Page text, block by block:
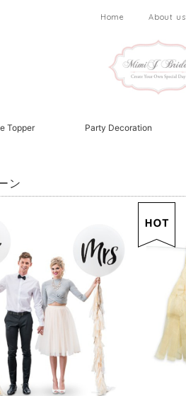
Home About us
Topper Party Decoration
ン